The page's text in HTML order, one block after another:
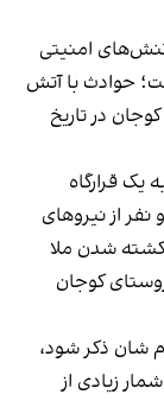
امنیتی
حوادث با آتش
در تاریخ
یک قرارگاه
پریان، در ماه حمل ۱۴۰۵، دو نفر از نیروهای
شدن ملا
کوجان
شان ذکر شود،
زیادی از